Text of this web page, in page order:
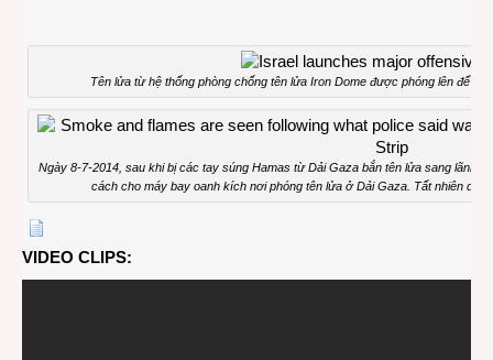
Tên lửa từ hệ thống phòng chống tên lửa Iron Dome được phóng lên để
Ngày 8-7-2014, sau khi bị các tay súng Hamas từ Dải Gaza bắn tên lửa sang lãnh
cách cho máy bay oanh kích nơi phóng tên lửa ở Dải Gaza. Tất nhiên dân
VIDEO CLIPS: